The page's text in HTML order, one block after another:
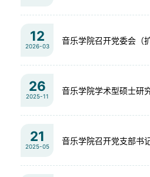
12
2026-03
26
2025-11
音乐学院学术型硕士研
21
2025-05
音乐学院召开党支部书